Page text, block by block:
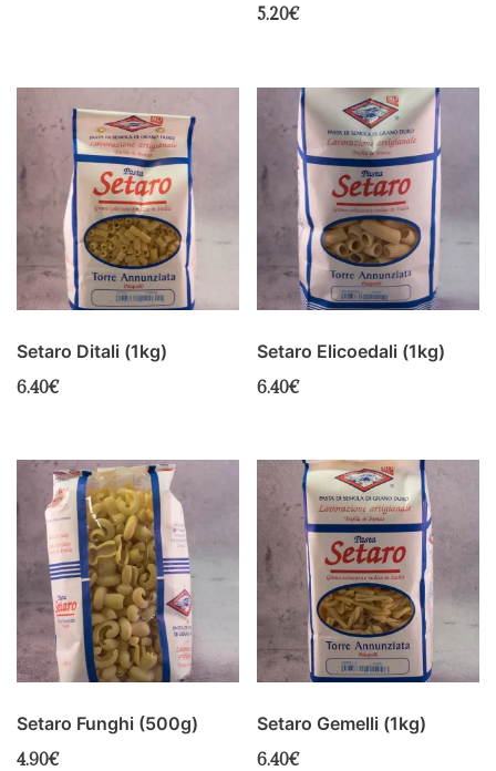
5.20€
Setaro Ditali (1kg)
6.40€
Setaro Elicoedali (1kg)
6.40€
Setaro Funghi (500g)
4.90€
Setaro Gemelli (1kg)
6.40€